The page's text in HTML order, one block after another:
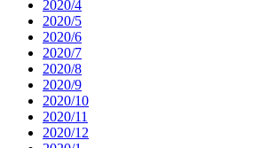
2020/4
2020/5
2020/6
2020/7
2020/8
2020/9
2020/10
2020/11
2020/12